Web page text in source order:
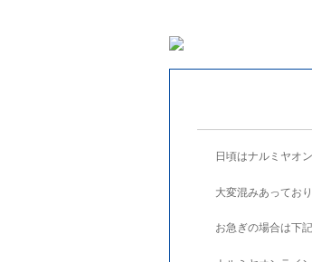
日頃はナルミヤオ
大変混みあってお
お急ぎの場合は下